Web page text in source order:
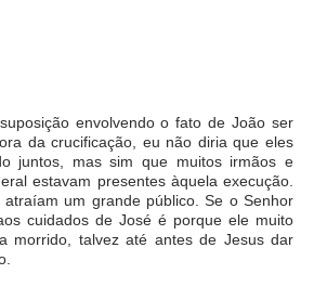
envolvendo o fato de João ser
da crucificação, eu não diria que eles
juntos, mas sim que muitos irmãos e
estavam presentes àquela execução.
atraíam um grande público. Se o Senhor
cuidados de José é porque ele muito
morrido, talvez até antes de Jesus dar